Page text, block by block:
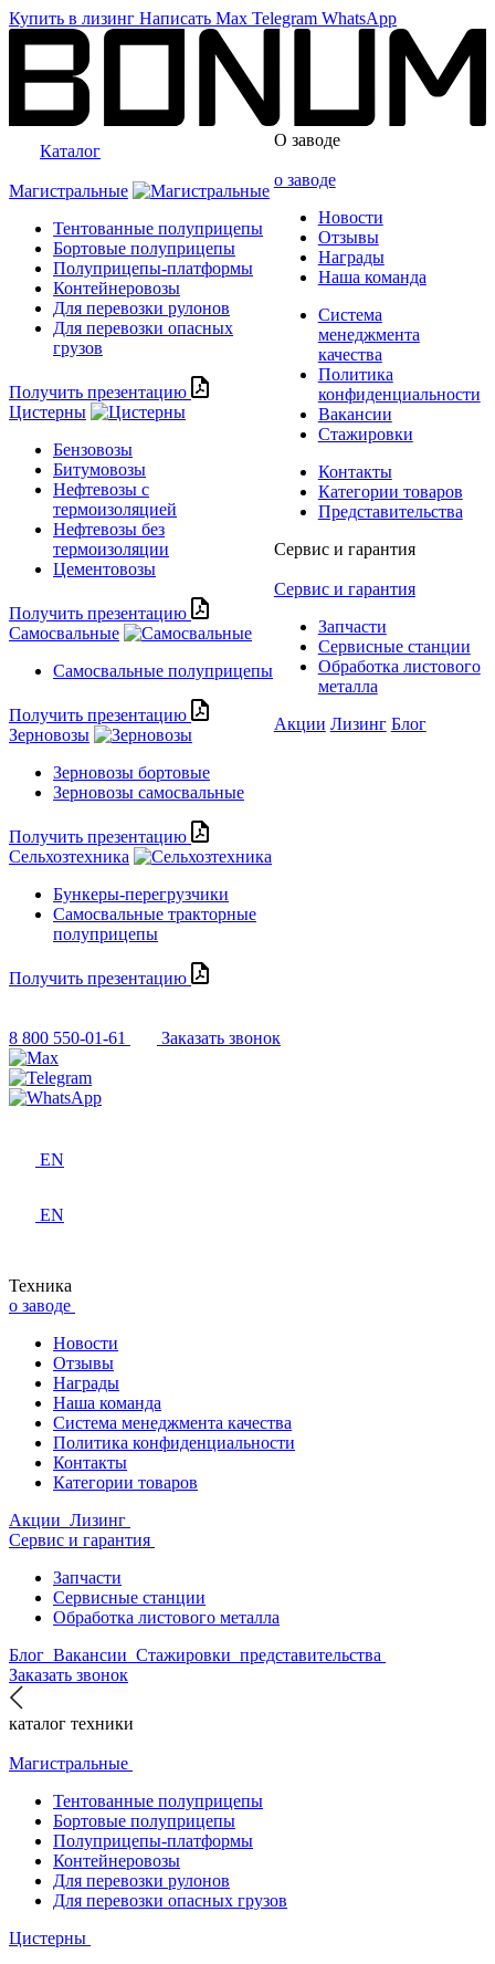
Купить в лизинг Написать Max Telegram WhatsApp
Каталог
Магистральные
Тентованные полуприцепы
Бортовые полуприцепы
Полуприцепы-платформы
Контейнеровозы
Для перевозки рулонов
Для перевозки опасных
грузов
Получить презентацию
Цистерны
Бензовозы
Битумовозы
Нефтевозы с
термоизоляцией
Нефтевозы без
термоизоляции
Цементовозы
Получить презентацию
Самосвальные
Самосвальные полуприцепы
Получить презентацию
Зерновозы
Зерновозы бортовые
Зерновозы самосвальные
Получить презентацию
Сельхозтехника
Бункеры-перегрузчики
Самосвальные тракторные
полуприцепы
Получить презентацию
О заводе
о заводе
Новости
Отзывы
Награды
Наша команда
Система
менеджмента
качества
Политика
конфиденциальности
Вакансии
Стажировки
Контакты
Категории товаров
Представительства
Сервис и гарантия
Сервис и гарантия
Запчасти
Сервисные станции
Обработка листового
металла
Акции Лизинг Блог
8 800 550-01-61 Заказать звонок
EN
EN
Техника
о заводе
Новости
Отзывы
Награды
Наша команда
Система менеджмента качества
Политика конфиденциальности
Контакты
Категории товаров
Акции Лизинг
Сервис и гарантия
Запчасти
Сервисные станции
Обработка листового металла
Блог Вакансии Стажировки представительства
Заказать звонок
каталог техники
Магистральные
Тентованные полуприцепы
Бортовые полуприцепы
Полуприцепы-платформы
Контейнеровозы
Для перевозки рулонов
Для перевозки опасных грузов
Цистерны